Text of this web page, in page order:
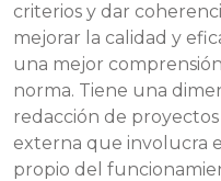
criterios y dar
mejorar la calidad y
una mejor
norma. Tiene una
redacción de
externa que involucra
propio del